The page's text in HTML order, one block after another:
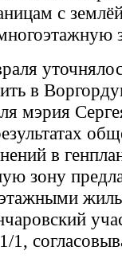
с
в
мэрия
в
зону
1,